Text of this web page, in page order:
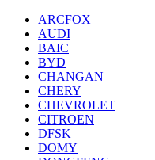
ARCFOX
AUDI
BAIC
BYD
CHANGAN
CHERY
CHEVROLET
CITROEN
DFSK
DOMY